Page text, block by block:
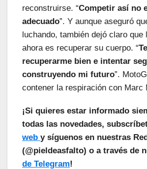
reconstruirse. “Competir así no
adecuado”. Y aunque aseguró
luchando, también dejó claro que
ahora es recuperar su cuerpo. “
recuperarme bien e intentar
construyendo mi futuro”.
contener la respiración con Marc
¡Si quieres estar informado
todas las novedades,
web y síguenos en nuestras
(@pieldeasfalto) o a través de
de Telegram!